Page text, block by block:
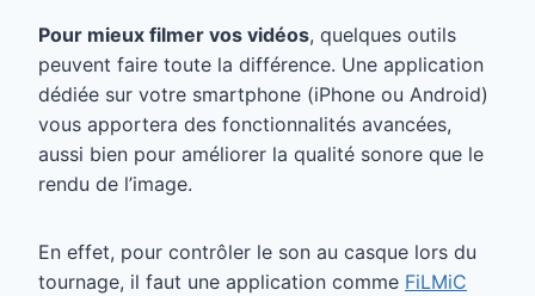
Pour mieux filmer vos vidéos, quelques outils
peuvent faire toute la différence. Une application
dédiée sur votre smartphone (iPhone ou Android)
vous apportera des fonctionnalités avancées,
aussi bien pour améliorer la qualité sonore que le
rendu de l’image.
En effet, pour contrôler le son au casque lors du
tournage, il faut une application comme FiLMiC